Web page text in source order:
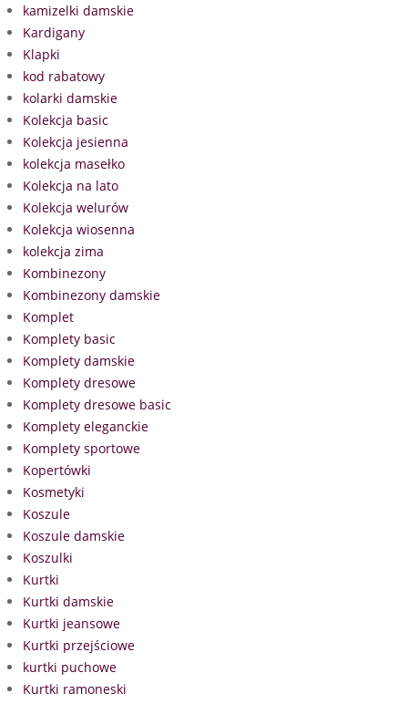
kamizelki damskie
Kardigany
Klapki
kod rabatowy
kolarki damskie
Kolekcja basic
Kolekcja jesienna
kolekcja masełko
Kolekcja na lato
Kolekcja welurów
Kolekcja wiosenna
kolekcja zima
Kombinezony
Kombinezony damskie
Komplet
Komplety basic
Komplety damskie
Komplety dresowe
Komplety dresowe basic
Komplety eleganckie
Komplety sportowe
Kopertówki
Kosmetyki
Koszule
Koszule damskie
Koszulki
Kurtki
Kurtki damskie
Kurtki jeansowe
Kurtki przejściowe
kurtki puchowe
Kurtki ramoneski